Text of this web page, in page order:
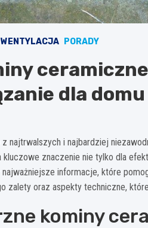
WENTYLACJA PORADY
dla domu
najtrwalszych i najbardziej
znaczenie nie tylko dla
informacje, które
zalety oraz aspekty techniczne,
kominy